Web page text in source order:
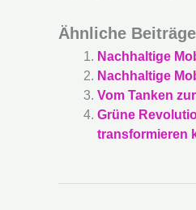
Ähnliche
Nachhaltige
Nachhaltige
Vom Tanken
Grüne
transformieren